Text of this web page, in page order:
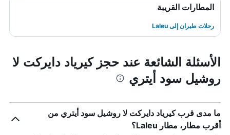
المطارات القريبة
رحلات طيران إلى Laleu
الأسئلة الشائعة عند حجز كيرياد دايركت لا
روشيل سود أيتري
ما مدى قرب كيرياد دايركت لا روشيل سود أيتري من
أقرب مطار، مطار Laleu؟